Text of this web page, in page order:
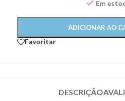
Em
ADICIONAR AO
Favoritar
DESCRIÇÃO